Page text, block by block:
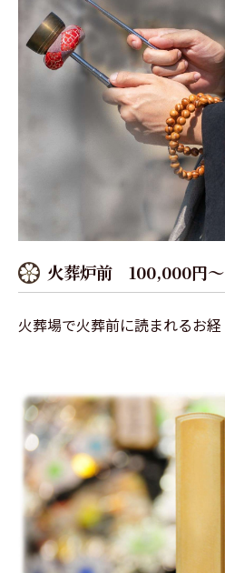
火葬炉前 100,000円～
火葬場で火葬前に読まれるお経